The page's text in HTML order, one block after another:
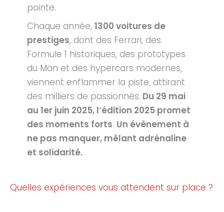
pointe.
Chaque année, 1300 voitures de
prestiges, dont des Ferrari, des
Formule 1 historiques, des prototypes
du Man et des hypercars modernes,
viennent enflammer la piste, attirant
des milliers de passionnés. Du 29 mai
au 1er juin 2025, l’édition 2025 promet
des moments forts. Un évènement à
ne pas manquer, mêlant adrénaline
et solidarité.
Quelles expériences vous attendent sur place ?